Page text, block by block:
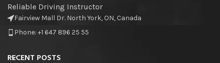
Reliable Driving Instructor
Fairview Mall Dr. North York, ON, Canada
Phone: +1 647 896 25 55
RECENT POSTS